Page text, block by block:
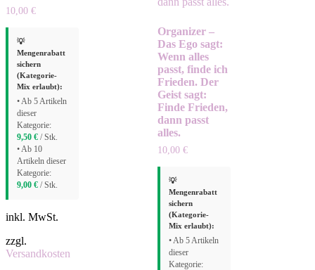
10,00 €
💡
Mengenrabatt
sichern
(Kategorie-
Mix erlaubt):
• Ab 5 Artikeln
dieser
Kategorie:
9,50 € / Stk.
• Ab 10
Artikeln dieser
Kategorie:
9,00 € / Stk.
inkl. MwSt.
zzgl.
Versandkosten
Organizer –
Das Ego sagt:
Wenn alles
passt, finde ich
Frieden. Der
Geist sagt:
Finde Frieden,
dann passt
alles.
10,00 €
💡
Mengenrabatt
sichern
(Kategorie-
Mix erlaubt):
• Ab 5 Artikeln
dieser
Kategorie: